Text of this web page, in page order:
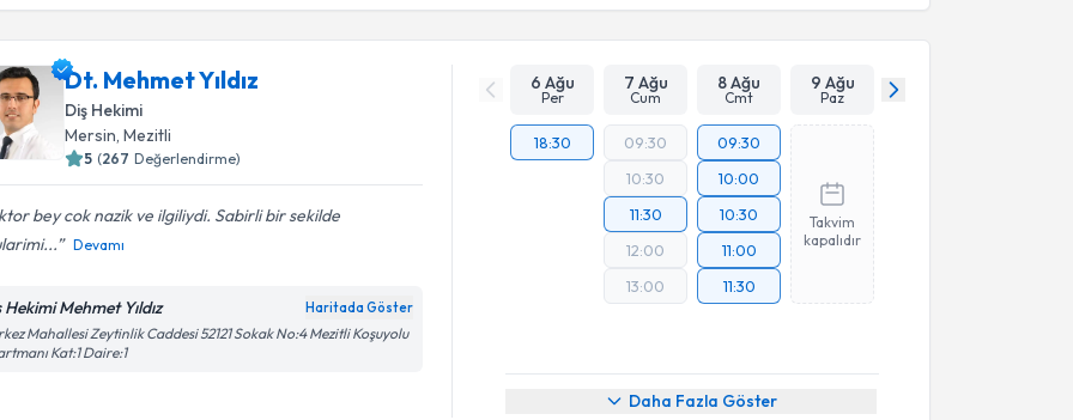
Dt. Mehmet Yıldız
Diş Hekimi
Mersin ,Mezitli
5 (267 Değerlendirme)
bey cok nazik ve ilgiliydi. Sabirli bir sekilde
Devamı
Hekimi Mehmet Yıldız Haritada Göster
Mahallesi Zeytinlik Caddesi 52121 Sokak No:4 Mezitli Koşuyolu
Kat:1 Daire:1
6 Ağu
Per
7 Ağu
Cum
8 Ağu
Cmt
9 Ağu
Paz
18:30
09:30
10:30
11:30
12:00
13:00
09:30
10:00
10:30
11:00
11:30
Takvim
kapalıdır
Daha Fazla Göster